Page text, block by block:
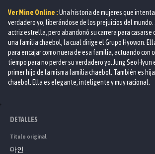
Ver Mine Online :Una historia de mujeres que
verdadero yo, liberándose de los prejuicios del mundo.
actriz estrella, pero abandonó su carrera para casarse
una familia chaebol, la cual dirige el Grupo Hyowon.
para encajar como nuera de esa familia, actuando con
tiempo para no perder su verdadero yo. Jung Seo Hyun
primer hijo de la misma familia chaebol. También es
chaebol. Ella es elegante, inteligente y muy racional.
DETALLES
Título original
마인